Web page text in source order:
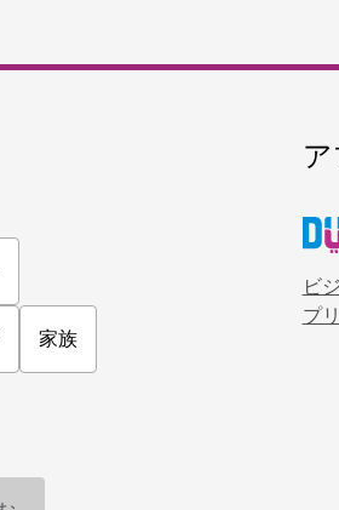
家族
ビ
プ